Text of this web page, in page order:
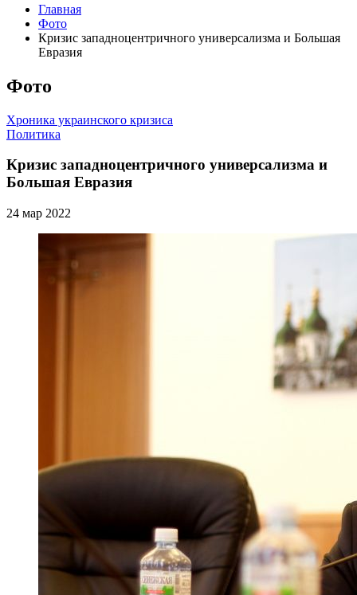
Главная
Фото
Кризис западноцентричного универсализма и Большая
Евразия
Фото
Хроника украинского кризиса
Политика
Кризис западноцентричного универсализма и
Большая Евразия
24 мар 2022